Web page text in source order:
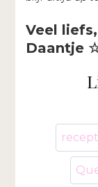
Veel liefs,
Daantje